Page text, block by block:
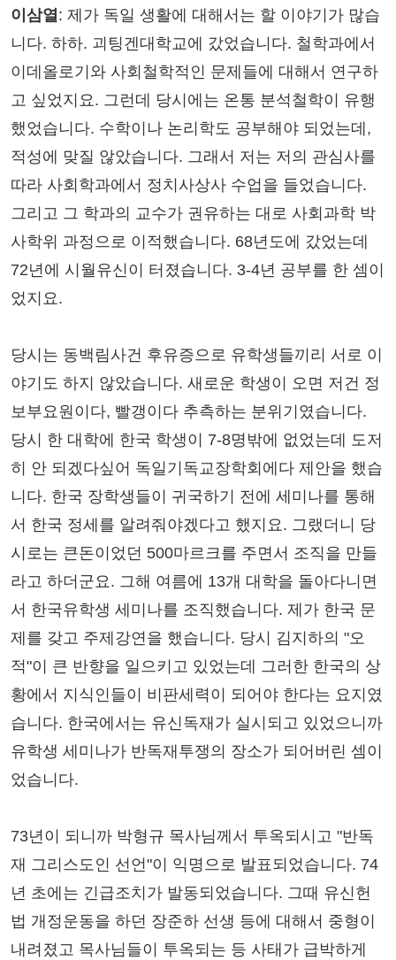
이삼열: 제가 독일 생활에 대해서는 할 이야기가 많습
니다. 하하. 괴팅겐대학교에 갔었습니다. 철학과에서
이데올로기와 사회철학적인 문제들에 대해서 연구하
고 싶었지요. 그런데 당시에는 온통 분석철학이 유행
했었습니다. 수학이나 논리학도 공부해야 되었는데,
적성에 맞질 않았습니다. 그래서 저는 저의 관심사를
따라 사회학과에서 정치사상사 수업을 들었습니다.
그리고 그 학과의 교수가 권유하는 대로 사회과학 박
사학위 과정으로 이적했습니다. 68년도에 갔었는데
72년에 시월유신이 터졌습니다. 3-4년 공부를 한 셈이
었지요.
당시는 동백림사건 후유증으로 유학생들끼리 서로 이
야기도 하지 않았습니다. 새로운 학생이 오면 저건 정
보부요원이다, 빨갱이다 추측하는 분위기였습니다.
당시 한 대학에 한국 학생이 7-8명밖에 없었는데 도저
히 안 되겠다싶어 독일기독교장학회에다 제안을 했습
니다. 한국 장학생들이 귀국하기 전에 세미나를 통해
서 한국 정세를 알려줘야겠다고 했지요. 그랬더니 당
시로는 큰돈이었던 500마르크를 주면서 조직을 만들
라고 하더군요. 그해 여름에 13개 대학을 돌아다니면
서 한국유학생 세미나를 조직했습니다. 제가 한국 문
제를 갖고 주제강연을 했습니다. 당시 김지하의 "오
적"이 큰 반향을 일으키고 있었는데 그러한 한국의 상
황에서 지식인들이 비판세력이 되어야 한다는 요지였
습니다. 한국에서는 유신독재가 실시되고 있었으니까
유학생 세미나가 반독재투쟁의 장소가 되어버린 셈이
었습니다.
73년이 되니까 박형규 목사님께서 투옥되시고 "반독
재 그리스도인 선언"이 익명으로 발표되었습니다. 74
년 초에는 긴급조치가 발동되었습니다. 그때 유신헌
법 개정운동을 하던 장준하 선생 등에 대해서 중형이
내려졌고 목사님들이 투옥되는 등 사태가 급박하게